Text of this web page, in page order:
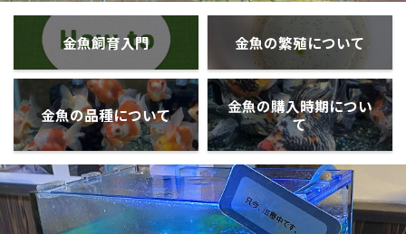
金魚飼育入門 金魚の繁殖について
金魚の品種について
金魚の購入時期につい
て